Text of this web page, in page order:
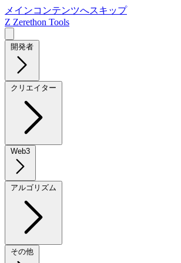
メインコンテンツへスキップ
Z Zerethon Tools
開発者
クリエイター
Web3
アルゴリズム
その他